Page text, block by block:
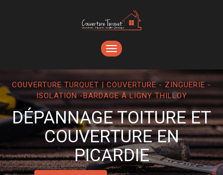
TOGGLE
NAVIGATION
COUVERTURE TURQUET | COUVERTURE - ZINGUERIE -
ISOLATION -BARDAGE À LIGNY THILLOY
DÉPANNAGE TOITURE ET
COUVERTURE EN
PICARDIE